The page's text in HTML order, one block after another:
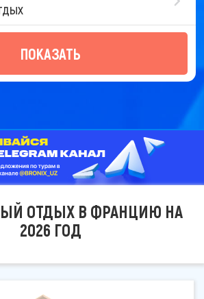
ПОКАЗАТЬ
ОТДЫХ В ФРАНЦИЮ НА
2026 ГОД